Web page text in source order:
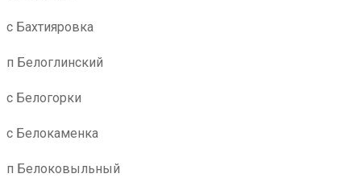
с Бахтияровка
п Белоглинский
с Белогорки
с Белокаменка
п Белоковыльный